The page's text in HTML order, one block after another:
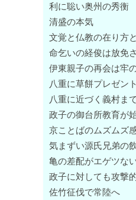
利に聡い奥州の秀衡
清盛の本気
文覚と仏教の在り方
命乞いの経俊は放免
伊東親子の再会は牢
八重に草餅プレゼン
八重に近づく義村ま
政子の御台所教育が
京ことばのムズムズ
気まずい源氏兄弟の
亀の差配がエゲツな
政子に対しても攻撃
佐竹征伐で常陸へ